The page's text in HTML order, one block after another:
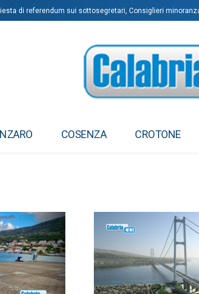
di referendum sui sottosegretari, Consiglieri
COSENZA CROTONE